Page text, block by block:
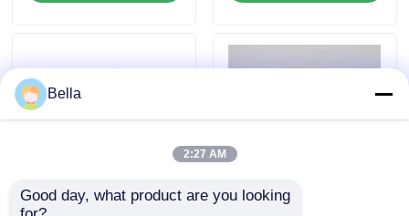
Riesige Thermopapier-Rolle
Positions-Thermopapier-Rolle
Thermische Etikettenpapier-Rolle
Bella
2:27 AM
Good day, what product are you looking